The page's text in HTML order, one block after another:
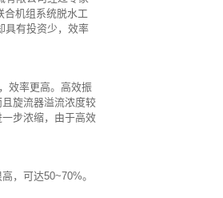
合机组系统脱水工
具有投资少，效率
效率更高。高效振
旋流器溢流浓度较
步浓缩，由于高效
，可达50~70%。